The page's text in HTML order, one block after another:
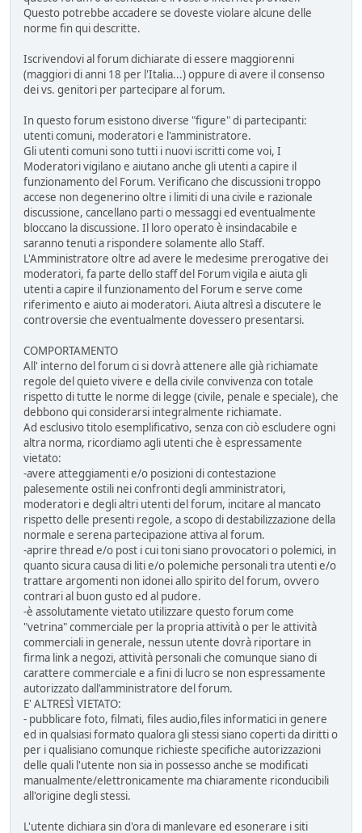
Questo potrebbe accadere se doveste violare alcune delle
norme fin qui descritte.
Iscrivendovi al forum dichiarate di essere maggiorenni
(maggiori di anni 18 per l'Italia...) oppure di avere il consenso
dei vs. genitori per partecipare al forum.
In questo forum esistono diverse "figure" di partecipanti:
utenti comuni, moderatori e l'amministratore.
Gli utenti comuni sono tutti i nuovi iscritti come voi, I
Moderatori vigilano e aiutano anche gli utenti a capire il
funzionamento del Forum. Verificano che discussioni troppo
accese non degenerino oltre i limiti di una civile e razionale
discussione, cancellano parti o messaggi ed eventualmente
bloccano la discussione. Il loro operato è insindacabile e
saranno tenuti a rispondere solamente allo Staff.
L'Amministratore oltre ad avere le medesime prerogative dei
moderatori, fa parte dello staff del Forum vigila e aiuta gli
utenti a capire il funzionamento del Forum e serve come
riferimento e aiuto ai moderatori. Aiuta altresì a discutere le
controversie che eventualmente dovessero presentarsi.
COMPORTAMENTO
All' interno del forum ci si dovrà attenere alle già richiamate
regole del quieto vivere e della civile convivenza con totale
rispetto di tutte le norme di legge (civile, penale e speciale), che
debbono qui considerarsi integralmente richiamate.
Ad esclusivo titolo esemplificativo, senza con ciò escludere ogni
altra norma, ricordiamo agli utenti che è espressamente
vietato:
-avere atteggiamenti e/o posizioni di contestazione
palesemente ostili nei confronti degli amministratori,
moderatori e degli altri utenti del forum, incitare al mancato
rispetto delle presenti regole, a scopo di destabilizzazione della
normale e serena partecipazione attiva al forum.
-aprire thread e/o post i cui toni siano provocatori o polemici, in
quanto sicura causa di liti e/o polemiche personali tra utenti e/o
trattare argomenti non idonei allo spirito del forum, ovvero
contrari al buon gusto ed al pudore.
-è assolutamente vietato utilizzare questo forum come
"vetrina" commerciale per la propria attività o per le attività
commerciali in generale, nessun utente dovrà riportare in
firma link a negozi, attività personali che comunque siano di
carattere commerciale e a fini di lucro se non espressamente
autorizzato dall'amministratore del forum.
E' ALTRESÌ VIETATO:
- pubblicare foto, filmati, files audio,files informatici in genere
ed in qualsiasi formato qualora gli stessi siano coperti da diritti o
per i qualisiano comunque richieste specifiche autorizzazioni
delle quali l'utente non sia in possesso anche se modificati
manualmente/elettronicamente ma chiaramente riconducibili
all'origine degli stessi.
L'utente dichiara sin d'ora di manlevare ed esonerare i siti